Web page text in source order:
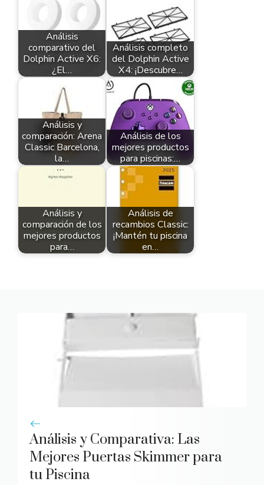
Análisis
comparativo del
Dolphin Active X6:
¿El…
Análisis completo
del Dolphin Active
X4: ¡Descubre…
Análisis y
comparación: Arena
Classic Barcelona,
la…
Análisis de los
mejores productos
para piscinas:…
Análisis y
comparación de los
mejores productos
para…
Análisis de
recambios Classic:
¡Mantén tu piscina
en…
Análisis y Comparativa: Las
Mejores Puertas Skimmer para
tu Piscina